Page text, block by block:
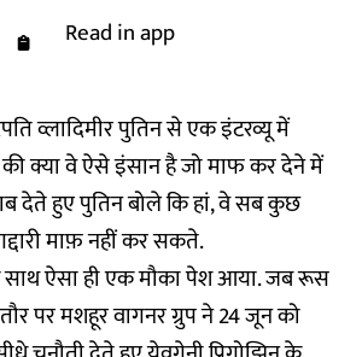
Read in app
व्लादिमीर पुतिन से एक इंटरव्यू में
क्या वे ऐसे इंसान है जो माफ कर देने में
देते हुए पुतिन बोले कि हां, वे सब कुछ
माफ़ नहीं कर सकते.
ऐसा ही एक मौका पेश आया. जब रूस
पर मशहूर वागनर ग्रुप ने 24 जून को